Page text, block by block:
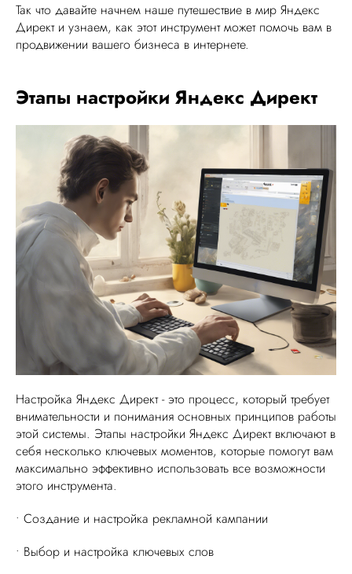
Так что давайте начнем наше путешествие в мир Яндекс
Директ и узнаем, как этот инструмент может помочь вам в
продвижении вашего бизнеса в интернете.
Этапы настройки Яндекс Директ
Настройка Яндекс Директ - это процесс, который требует
внимательности и понимания основных принципов работы
этой системы. Этапы настройки Яндекс Директ включают в
себя несколько ключевых моментов, которые помогут вам
максимально эффективно использовать все возможности
этого инструмента.
• Создание и настройка рекламной кампании
• Выбор и настройка ключевых слов